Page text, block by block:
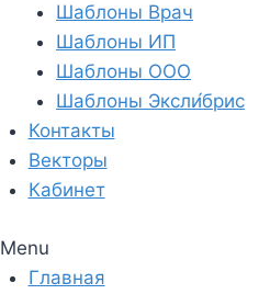
Шаблоны Врач
Шаблоны ИП
Шаблоны ООО
Шаблоны Эксли́брис
Контакты
Векторы
Кабинет
Menu
Главная